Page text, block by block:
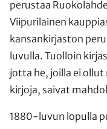
perustaa
Viipurilainen
kansankirjaston
luvulla. Tuolloin
jotta he, joilla ei
kirjoja, saivat
1880-luvun lopulla